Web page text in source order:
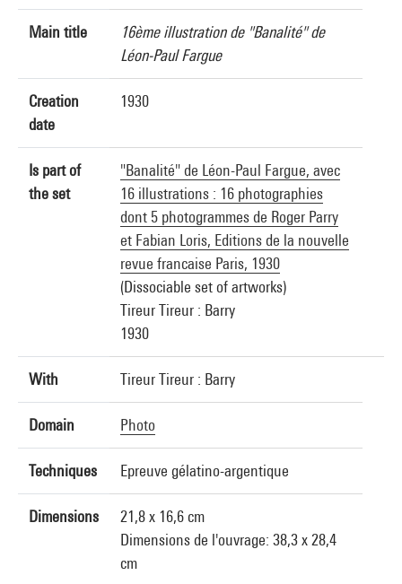
Main title
16ème illustration de "Banalité" de
Léon-Paul Fargue
Creation
date
1930
Is part of
the set
"Banalité" de Léon-Paul Fargue, avec
16 illustrations : 16 photographies
dont 5 photogrammes de Roger Parry
et Fabian Loris, Editions de la nouvelle
revue francaise Paris, 1930
(Dissociable set of artworks)
Tireur Tireur : Barry
1930
With Tireur Tireur : Barry
Domain Photo
Techniques Epreuve gélatino-argentique
Dimensions
21,8 x 16,6 cm
Dimensions de l'ouvrage: 38,3 x 28,4
cm